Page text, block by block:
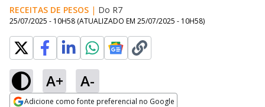
RECEITAS DE PESOS | Do R7
25/07/2025 - 10H58 (ATUALIZADO EM 25/07/2025 - 10H58)
A+ A-
Adicione como fonte preferencial no Google